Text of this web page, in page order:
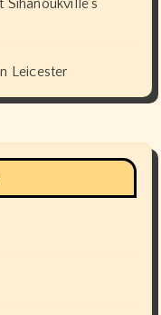
Leicester